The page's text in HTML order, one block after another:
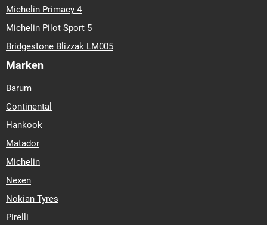
Michelin Primacy 4
Michelin Pilot Sport 5
Bridgestone Blizzak LM005
Marken
Barum
Continental
Hankook
Matador
Michelin
Nexen
Nokian Tyres
Pirelli